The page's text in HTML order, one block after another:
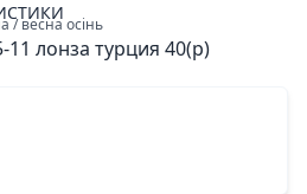
/ весна осінь
лонза турция 40(р)